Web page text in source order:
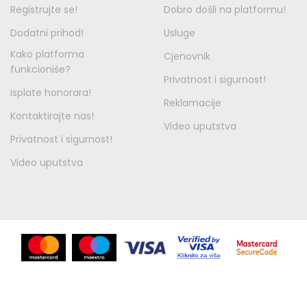
Registrujte se!
Dodatni prihod!
Kako platforma
funkcioniše?
Isplate honorara!
Kontaktirajte nas!
Privatnost i sigurnost!
Video uputstva
Dobro došli na platformu!
Usluge
Cjenovnik
Privatnost i sigurnost!
Reklamacije
Video uputstva